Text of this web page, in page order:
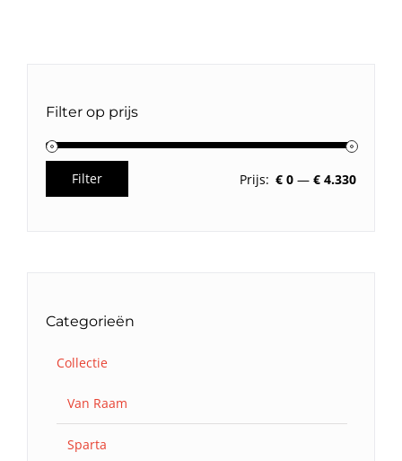
Filter op prijs
Max.
Filter Prijs: € 0 — € 4.330
Categorieën
Collectie
Van Raam
Sparta